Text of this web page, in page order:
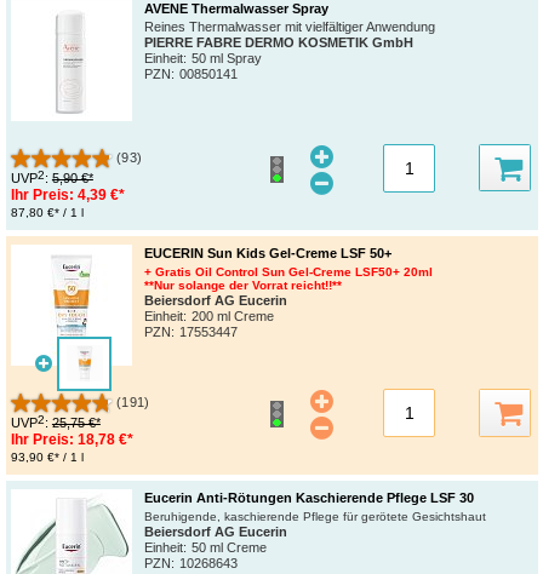
AVENE Thermalwasser Spray
Reines Thermalwasser mit vielfältiger Anwendung
PIERRE FABRE DERMO KOSMETIK GmbH
Einheit: 50 ml Spray
PZN: 00850141
(93)
UVP2: 5,90 €*
Ihr Preis: 4,39 €*
87,80 €* / 1 l
EUCERIN Sun Kids Gel-Creme LSF 50+
+ Gratis Oil Control Sun Gel-Creme LSF50+ 20ml
**Nur solange der Vorrat reicht!!**
Beiersdorf AG Eucerin
Einheit: 200 ml Creme
PZN: 17553447
(191)
UVP2: 25,75 €*
Ihr Preis: 18,78 €*
93,90 €* / 1 l
Eucerin Anti-Rötungen Kaschierende Pflege LSF 30
Beruhigende, kaschierende Pflege für gerötete Gesichtshaut
Beiersdorf AG Eucerin
Einheit: 50 ml Creme
PZN: 10268643